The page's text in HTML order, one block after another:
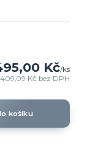
Kč/ks
409,09 Kč bez DPH
košíku